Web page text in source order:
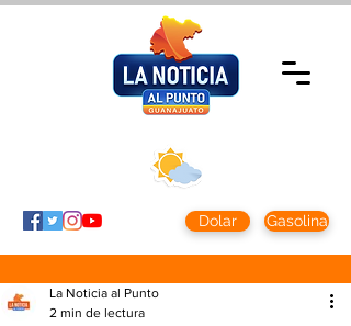
Dolar Gasolina
La Noticia al Punto
2 min de lectura